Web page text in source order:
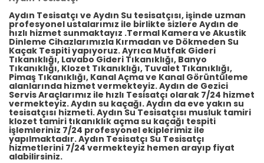
Aydın Tesisatçı ve Aydın Su tesisatçısı, işinde uzman
profesyonel ustalarımız ile birlikte sizlere Aydın de
hızlı hizmet sunmaktayız .Termal Kamera ve Akustik
Dinleme Cihazlarımızla Kırmadan ve Dökmeden Su
Kaçak Tespiti yapıyoruz. Ayrıca Mutfak Gideri
Tıkanıklığı, Lavabo Gideri Tıkanıklığı, Banyo
Tıkanıklığı, Klozet Tıkanıklığı, Tuvalet Tıkanıklığı,
Pimaş Tıkanıklığı, Kanal Açma ve Kanal Görüntüleme
alanlarında hizmet vermekteyiz. Aydın de Gezici
Servis Araçlarımız ile hızlı Tesisatçı olarak 7/24 hizmet
vermekteyiz. Aydın su kaçağı. Aydın da eve yakın su
tesisatçısı hizmeti. Aydın Su Tesisatçısı musluk tamiri
klozet tamiri tıkanıklık açma su kaçağı tespiti
işlemleriniz 7/24 profesyonel ekiplerimiz ile
yapılmaktadır. Aydın Tesisatçı Su Tesisatçı
hizmetlerini 7/24 vermekteyiz hemen arayıp fiyat
alabilirsiniz.